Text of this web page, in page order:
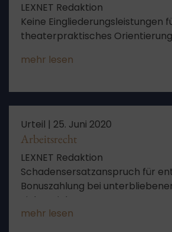
LEXNET Redaktion
Keine Eingliederungsleistungen
theaterpraktisches
mehr lesen
Urteil | 25. Juni 2020
Arbeitsrecht
LEXNET Redaktion
Schadensersatzanspruch für
Bonuszahlung bei
Zielvereinbarung
mehr lesen